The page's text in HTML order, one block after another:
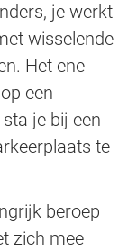
je werkt
wisselende
Het ene
een
je bij een
te
beroep
zich mee